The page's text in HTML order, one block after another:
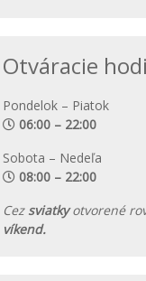
Otváracie
Pondelok – Piatok
06:00 – 22:00
Sobota – Nedeľa
08:00 – 22:00
Cez sviatkyotvorené
víkend.